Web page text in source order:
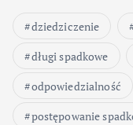
dziedziczenie
długi spadkowe
odpowiedzialność
postępowanie